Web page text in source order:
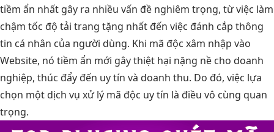
tiềm ẩn nhất gây ra nhiều vấn đề nghiêm trọng, từ việc làm
chậm tốc độ tải trang tặng nhất đến việc đánh cắp thông
tin cá nhân của người dùng. Khi mã độc xâm nhập vào
Website, nó tiềm ẩn mới gây thiệt hại nặng nề cho doanh
nghiệp, thúc đẩy đến uy tín và doanh thu. Do đó, việc lựa
chọn một dịch vụ xử lý mã độc uy tín là điều vô cùng quan
trọng.